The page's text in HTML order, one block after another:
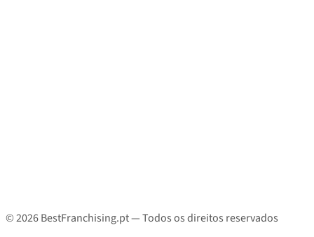
© 2026 BestFranchising.pt — Todos os direitos reservados